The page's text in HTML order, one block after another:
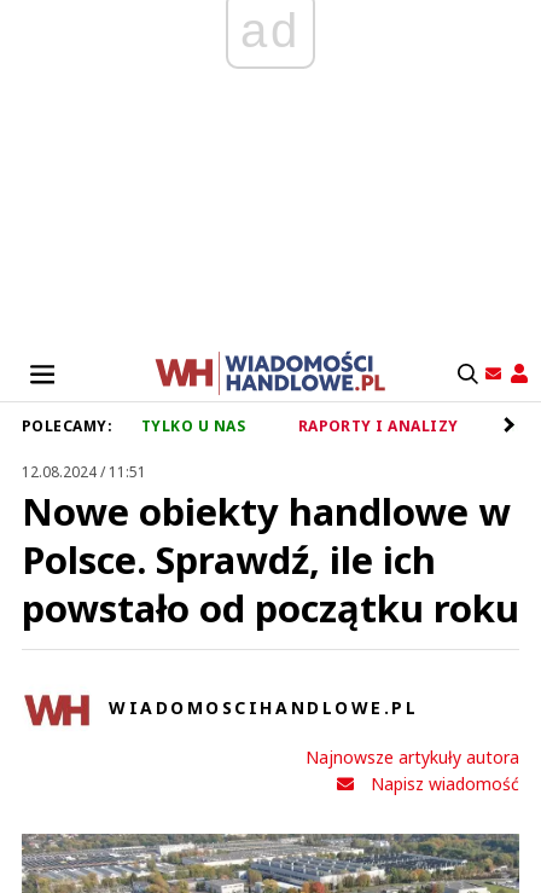
ad
POLECAMY: TYLKO U NAS RAPORTY I ANALIZY
12.08.2024 / 11:51
Nowe obiekty handlowe w
Polsce. Sprawdź, ile ich
powstało od początku roku
WIADOMOSCIHANDLOWE.PL
Najnowsze artykuły autora
Napisz wiadomość